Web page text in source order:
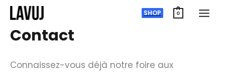
Skip
content
SHOP 0
Contact
Connaissez-vous déjà notre foire aux